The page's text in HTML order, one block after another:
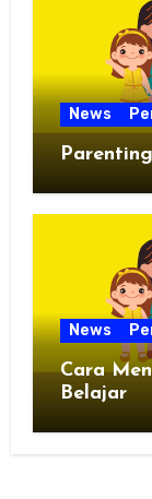
News
News
Cara
Belajar